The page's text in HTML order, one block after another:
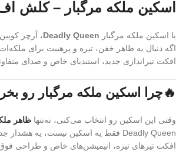
اسکین ملکه مرگبار – کلش اف
با اسکین ملکه مرگبار Deadly Queen، آرچر
اگه دنبال یه ظاهر خفن، تیره و پرهیبت برای
افکت تیراندازی جدید، استندبای خاص و صدای
🔥چرا اسکین ملکه مرگبار رو
وقتی این اسکین رو انتخاب می‌کنی، نه‌تنها ظاهر
Deadly Queen فقط یه اسکین نیست، یه هشدار جدیه برای هر کسی که جرات حمله به دهکده‌تو داشته باشه.
افکت تیرهای تیره، انیمیشن‌های خاص و طراحی